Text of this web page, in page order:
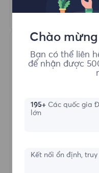
Tìm
Proxy Dân
Hình
Chào
Bạn có thể liên
để nhận được
195+Các quốc gia
lớn
Kết nối ổn định,